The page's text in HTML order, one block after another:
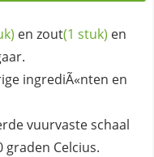
en zout(1 stuk) en
ingrediÃ«nten en
vuurvaste schaal
graden Celcius.